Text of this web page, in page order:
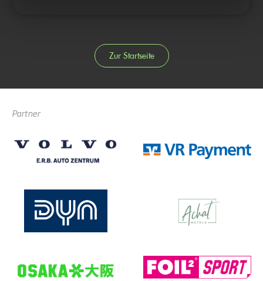
Zur Startseite
Partner